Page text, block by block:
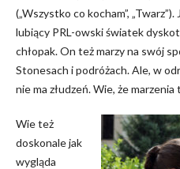
(„Wszystko co kocham”,
lubiący PRL-owski światek
chłopak. On też marzy na swój
Stonesach i podróżach. Ale, w
nie ma złudzeń. Wie, że
Wie też
doskonale jak
wygląda